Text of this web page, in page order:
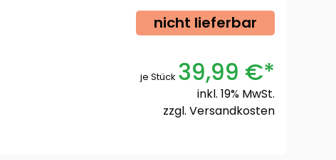
nicht lieferbar
je Stück 39,99 €*
inkl. 19% MwSt.
zzgl. Versandkosten